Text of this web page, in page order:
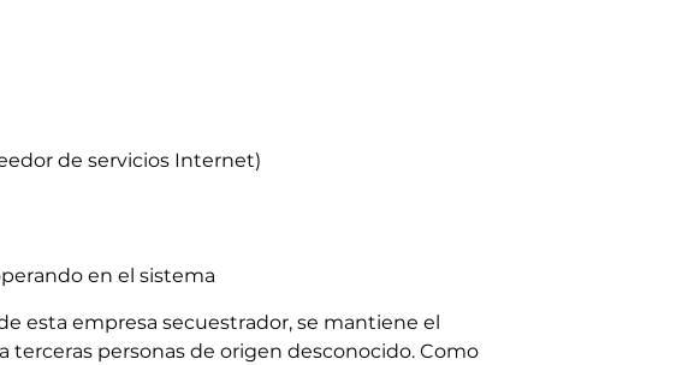
de servicios Internet)
en el sistema
esta empresa secuestrador, se mantiene el
terceras personas de origen desconocido. Como